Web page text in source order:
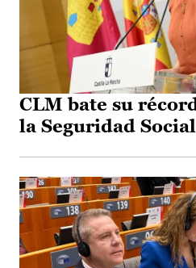
CLM bate su
la Seguridad Social